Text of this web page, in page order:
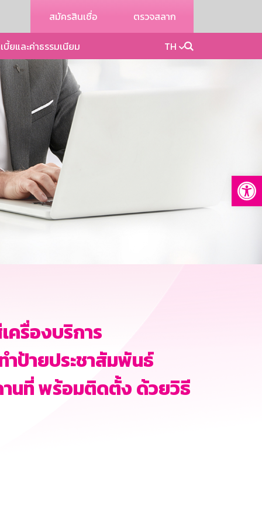
สมัครสินเชื่อ ตรวจสลาก
บี้ยและค่าธรรมเนียม TH
ครื่องบริการ
ป้ายประชาสัมพันธ์
นที่ พร้อมติดตั้ง ด้วยวิธี